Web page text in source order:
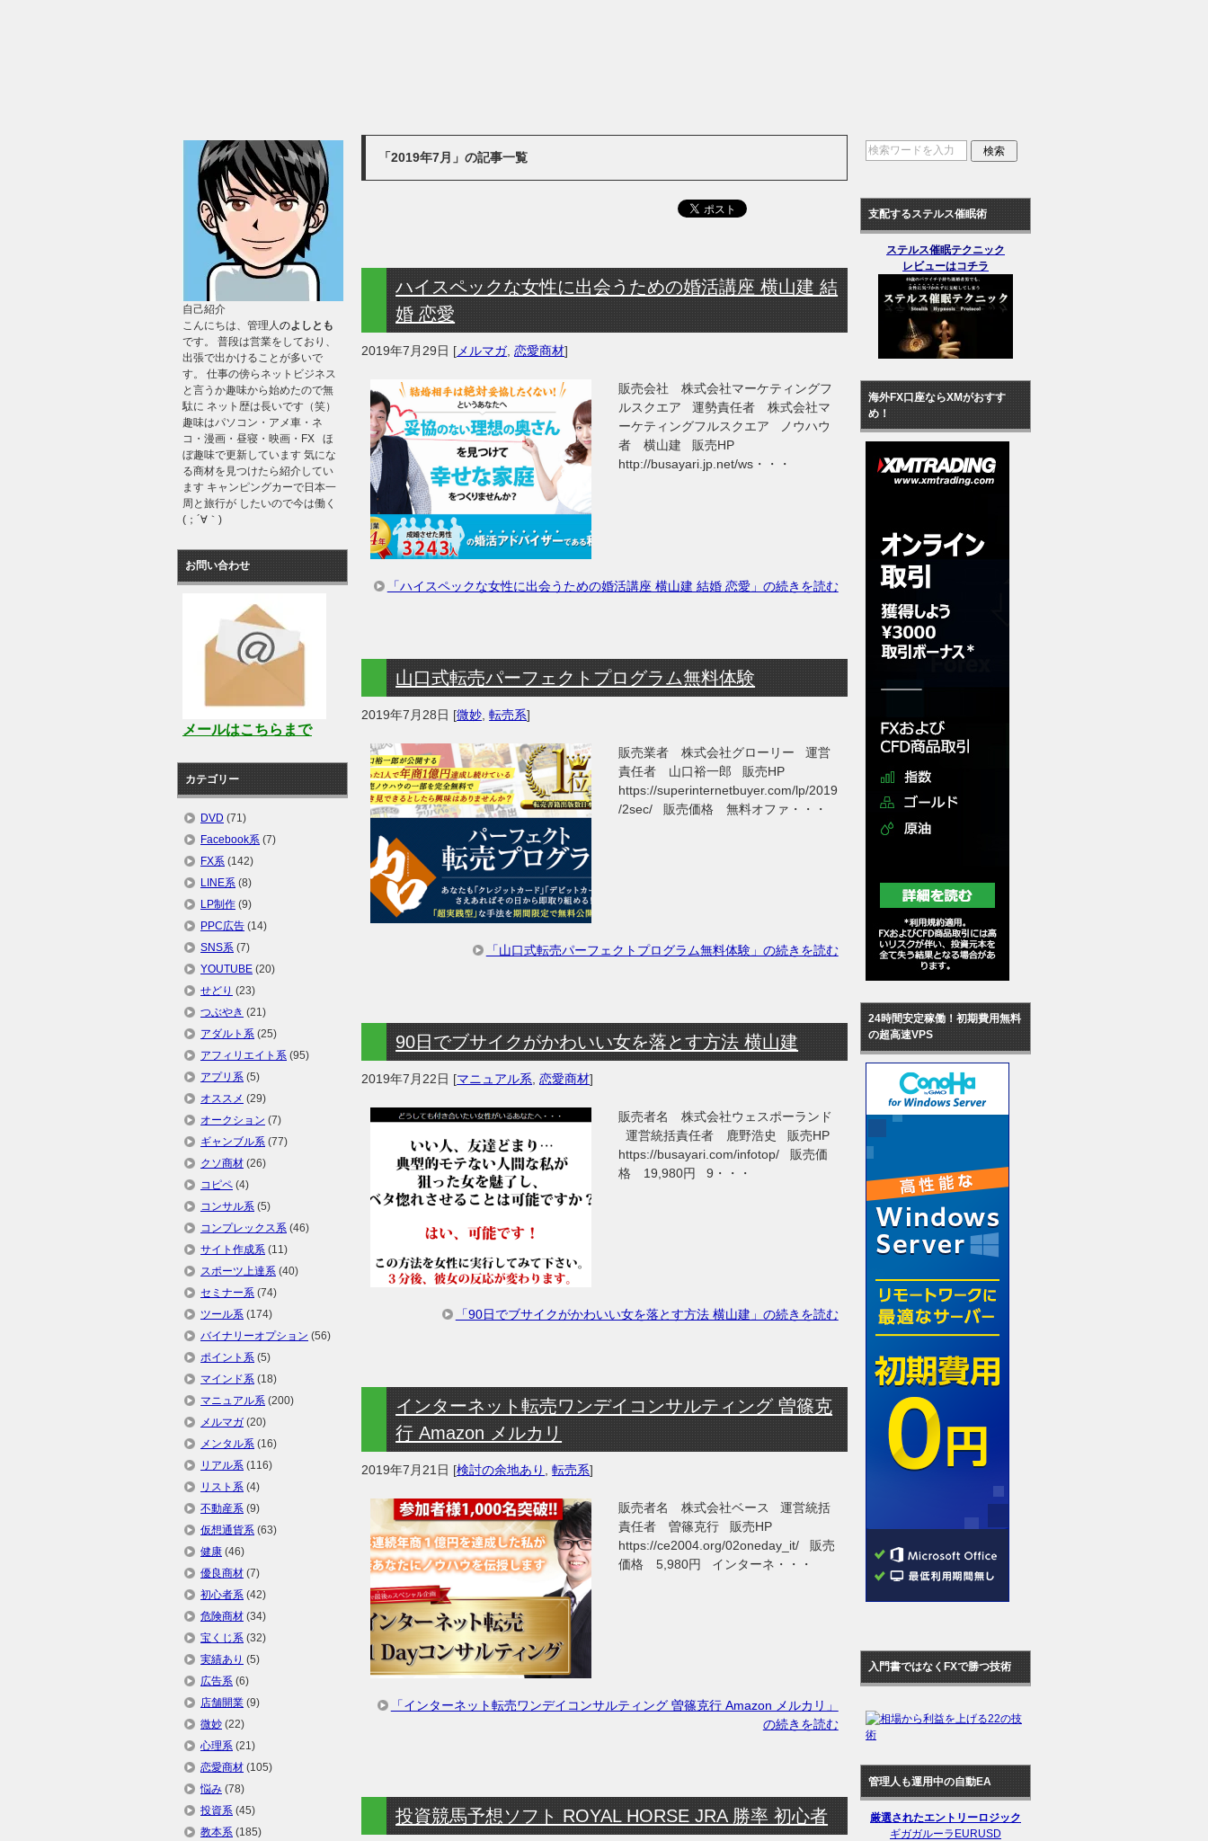
「2019年7月」の記事一覧
ハイスペックな女性に出会うための婚活講座 横山建 結
婚 恋愛
2019年7月29日 [ メルマガ,恋愛商材]
販売会社 株式会社マーケティングフ
ルスクエア 運勢責任者 株式会社マ
ーケティングフルスクエア ノウハウ
者 横山建 販売HP
http://busayari.jp.net/ws・・・
「ハイスペックな女性に出会うための婚活講座 横山建 結婚 恋愛」の続きを読む
山口式転売パーフェクトプログラム無料体験
2019年7月28日 [微妙 ,転売系]
販売業者 株式会社グローリー 運営
責任者 山口裕一郎 販売HP
https://superinternetbuyer.com/lp/2019
/2sec/ 販売価格 無料オファ・・・
「山口式転売パーフェクトプログラム無料体験」の続きを読む
90日でブサイクがかわいい女を落とす方法 横山建
2019年7月22日 [マニュアル系 ,恋愛商材]
販売者名 株式会社ウェスポーランド
運営統括責任者 鹿野浩史 販売HP
https://busayari.com/infotop/ 販売価
格 19,980円 9・・・
「90日でブサイクがかわいい女を落とす方法 横山建」の続きを読む
インターネット転売ワンデイコンサルティング 曽篠克
行 Amazon メルカリ
2019年7月21日 [検討の余地あり ,転売系]
販売者名 株式会社ベース 運営統括
責任者 曽篠克行 販売HP
https://ce2004.org/02oneday_it/ 販売
価格 5,980円 インターネ・・・
「インターネット転売ワンデイコンサルティング 曽篠克行 Amazon メルカリ」
の続きを読む
投資競馬予想ソフト ROYAL HORSE JRA 勝率 初心者
自己紹介
こんにちは、管理人のよしとも
です。 普段は営業をしており、
出張で出かけることが多いで
す。 仕事の傍らネットビジネス
と言うか趣味から始めたので無
駄に ネット歴は長いです（笑）
趣味はパソコン・アメ車・ネ
コ・漫画・昼寝・映画・FX ほ
ぼ趣味で更新しています 気にな
る商材を見つけたら紹介してい
ます キャンピングカーで日本一
周と旅行が したいので今は働く
(；´∀｀)
お問い合わせ
メールはこちらまで
カテゴリー
DVD (71)
Facebook系 (7)
FX系 (142)
LINE系 (8)
LP制作 (9)
PPC広告 (14)
SNS系 (7)
YOUTUBE (20)
せどり (23)
つぶやき (21)
アダルト系 (25)
アフィリエイト系 (95)
アプリ系 (5)
オススメ (29)
オークション (7)
ギャンブル系 (77)
クソ商材 (26)
コピペ (4)
コンサル系 (5)
コンプレックス系 (46)
サイト作成系 (11)
スポーツ上達系 (40)
セミナー系 (74)
ツール系 (174)
バイナリーオプション (56)
ポイント系 (5)
マインド系 (18)
マニュアル系 (200)
メルマガ (20)
メンタル系 (16)
リアル系 (116)
リスト系 (4)
不動産系 (9)
仮想通貨系 (63)
健康 (46)
優良商材 (7)
初心者系 (42)
危険商材 (34)
宝くじ系 (32)
実績あり (5)
広告系 (6)
店舗開業 (9)
微妙 (22)
心理系 (21)
恋愛商材 (105)
悩み (78)
投資系 (45)
教本系 (185)
支配するステルス催眠術
ステルス催眠テクニック
レビューはコチラ
海外FX口座ならXMがおすす
め！
24時間安定稼働！初期費用無料
の超高速VPS
入門書ではなくFXで勝つ技術
管理人も運用中の自動EA
厳選されたエントリーロジック
ギガガルーラEURUSD